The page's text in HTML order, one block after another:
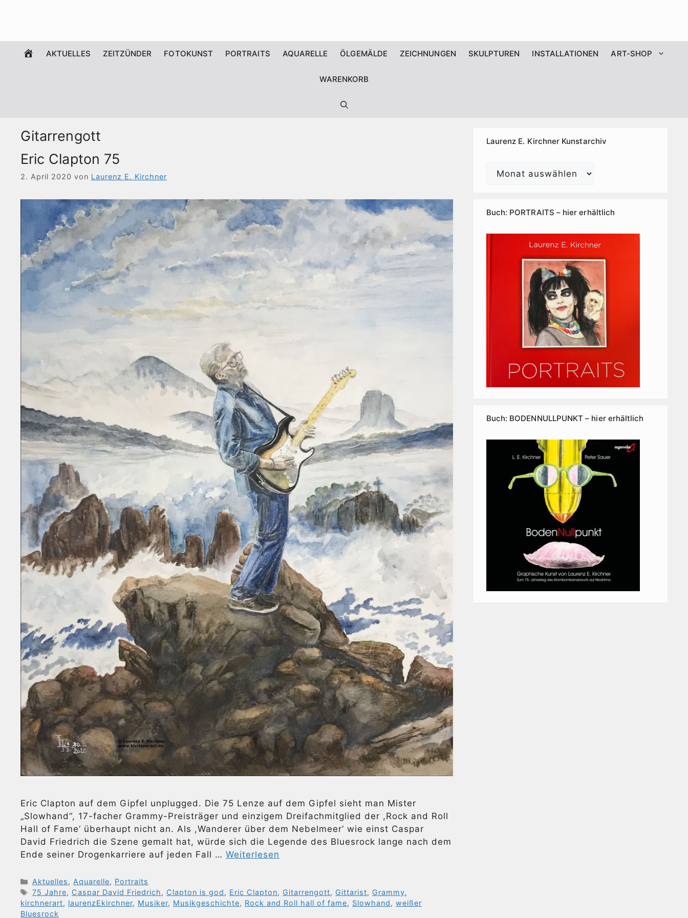
WILLKOMMEN
AKTUELLES ZEITZÜNDER FOTOKUNST PORTRAITS AQUARELLE ÖLGEMÄLDE ZEICHNUNGEN SKULPTUREN INSTALLATIONEN ART-SHOP
WARENKORB
Gitarrengott
Eric Clapton 75
2. April 2020 von Laurenz E. Kirchner
Eric Clapton auf dem Gipfel unplugged. Die 75 Lenze auf dem Gipfel sieht man Mister
„Slowhand“, 17-facher Grammy-Preisträger und einzigem Dreifachmitglied der ,Rock and Roll
Hall of Fame‘ überhaupt nicht an. Als ,Wanderer über dem Nebelmeer‘ wie einst Caspar
David Friedrich die Szene gemalt hat, würde sich die Legende des Bluesrock lange nach dem
Ende seiner Drogenkarriere auf jeden Fall … Weiterlesen
Kategorien
Aktuelles, Aquarelle, Portraits
Schlagwörter
75 Jahre, Caspar David Friedrich, Clapton is god, Eric Clapton, Gitarrengott, Gittarist, Grammy,
kirchnerart, laurenzEkirchner, Musiker, Musikgeschichte, Rock and Roll hall of fame, Slowhand, weißer
Bluesrock
Laurenz E. Kirchner Kunstarchiv
Laurenz
Buch: PORTRAITS – hier erhältlich
Buch: BODENNULLPUNKT – hier erhältlich